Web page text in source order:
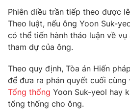
Chất lượng cuộc sống
Học trực tuyến
Hitech Công nghệ tương lai
Sản phẩm
Tư vấn
Giao lưu trực tuyến
Chuyên mục khác
Phiên điều trần tiếp theo được
Theo luật, nếu ông Yoon Suk-
có thể tiến hành thảo luận về
tham dự của ông.
Theo quy định, Tòa án Hiến
để đưa ra phán quyết cuối cùng
Tổng thống Yoon Suk-yeol hay
tổng thống cho ông.